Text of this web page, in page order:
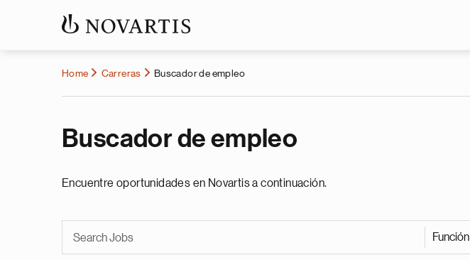
Home Carreras Buscador de empleo
Buscador de empleo
Encuentre oportunidades en Novartis a continuación.
Función